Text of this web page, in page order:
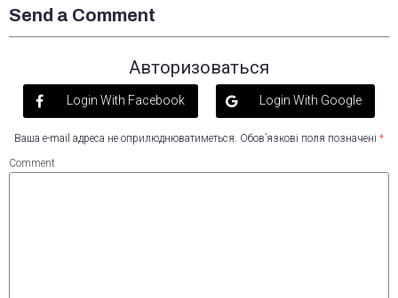
Send a Comment
Авторизоваться
Login With Facebook Login With Google
Ваша e-mail адреса не оприлюднюватиметься. Обов’язкові поля позначені *
Comment